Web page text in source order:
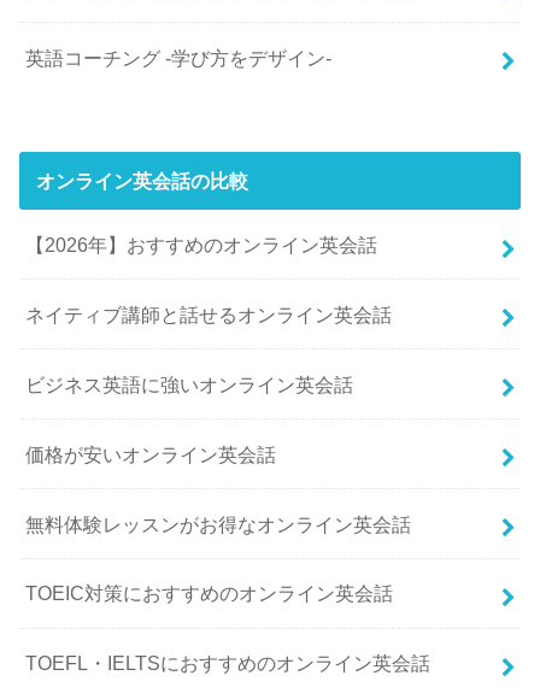
英語コーチング -学び方をデザイン-
オンライン英会話の比較
【2026年】おすすめのオンライン英会話
ネイティブ講師と話せるオンライン英会話
ビジネス英語に強いオンライン英会話
価格が安いオンライン英会話
無料体験レッスンがお得なオンライン英会話
TOEIC対策におすすめのオンライン英会話
TOEFL・IELTSにおすすめのオンライン英会話